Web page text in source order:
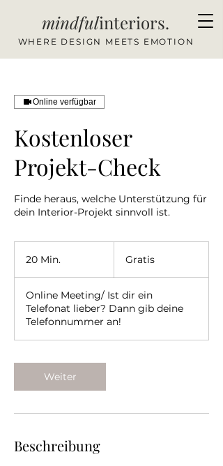
mindfulinteriors.
WHERE DESIGN MEETS EMOTION
Online verfügbar
Kostenloser
Projekt-Check
Finde heraus, welche Unterstützung für
dein Interior-Projekt sinnvoll ist.
20 Min.
i
n
.
Gratis
Online Meeting/ Ist dir ein
Telefonat lieber? Dann gib deine
Telefonnummer an!
Weiter
Beschreibung